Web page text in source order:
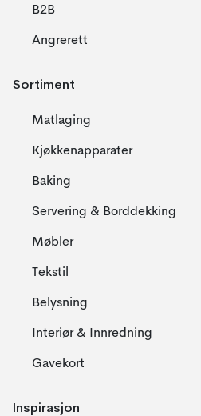
B2B
Angrerett
Sortiment
Matlaging
Kjøkkenapparater
Baking
Servering & Borddekking
Møbler
Tekstil
Belysning
Interiør & Innredning
Gavekort
Inspirasjon